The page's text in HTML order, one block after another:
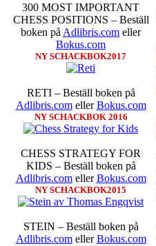
300 MOST IMPORTANT
CHESS POSITIONS – Beställ
boken på Adlibris.com eller
Bokus.com
NY SCHACKBOK2017
RETI – Beställ boken på
Adlibris.comellerBokus.com
NY SCHACKBOK 2016
CHESS STRATEGY FOR
KIDS – Beställ boken på
Adlibris.comellerBokus.com
NY SCHACKBOK2015
STEIN – Beställ boken på
Adlibris.comellerBokus.com